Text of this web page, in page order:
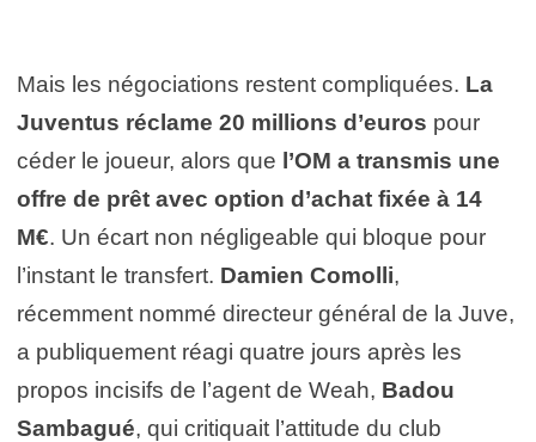
Mais les négociations restent compliquées. La
Juventus réclame 20 millions d’euros pour
céder le joueur, alors que l’OM a transmis une
offre de prêt avec option d’achat fixée à 14
M€. Un écart non négligeable qui bloque pour
l’instant le transfert. Damien Comolli,
récemment nommé directeur général de la Juve,
a publiquement réagi quatre jours après les
propos incisifs de l’agent de Weah, Badou
Sambagué, qui critiquait l’attitude du club